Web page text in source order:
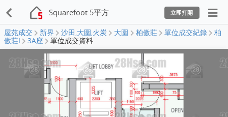
Squarefoot 5平方 立即打開
屋苑成交 新界 沙田,大圍,火炭 大圍 柏傲莊 單位成交紀錄
柏
傲莊I
3A座 單位成交資料